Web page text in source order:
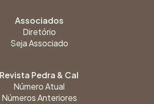
Associados
Diretório
Seja Associado
Revista Pedra & Cal
Número Atual
Números Anteriores